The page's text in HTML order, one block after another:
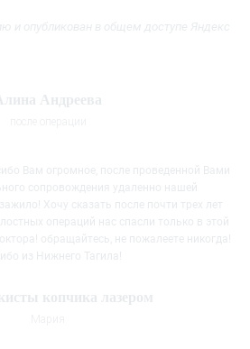
и опубликован в общем доступе Яндекс
Андреева
Вам огромное, после проведенной Вами
сопровождения удаленно нашей
Хочу сказать после почти трех лет
операций нас спасли только в этой
обращайтесь, не пожалеете никогда!
из Нижнего Тагила!
копчика лазером